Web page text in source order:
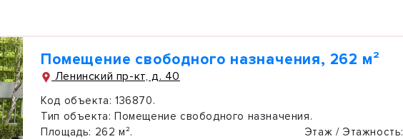
Помещение свободного назначения, 262 м²
Ленинский пр-кт, д. 40
Код объекта: 136870.
Тип объекта: Помещение свободного назначения.
Площадь: 262 м². Этаж / Этажность: